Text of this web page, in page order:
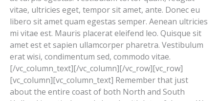
vitae, ultricies eget, tempor sit amet, ante. Donec eu
libero sit amet quam egestas semper. Aenean ultricies
mi vitae est. Mauris placerat eleifend leo. Quisque sit
amet est et sapien ullamcorper pharetra. Vestibulum
erat wisi, condimentum sed, commodo vitae.
[/vc_column_text][/vc_column][/vc_row][vc_row]
[vc_column][vc_column_text] Remember that just
about the entire coast of both North and South